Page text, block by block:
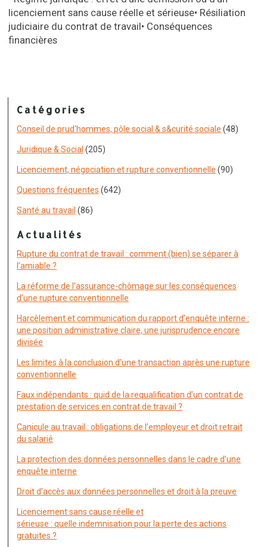
licenciement sans cause réelle et sérieuse• Résiliation
judiciaire du contrat de travail• Conséquences
financières
Catégories
Conseil de prud'hommes, pôle social & s&curité sociale (48)
Juridique & Social (205)
Licenciement, négociation et rupture conventionnelle (90)
Questions fréquentes (642)
Santé au travail (86)
Actualités
Rupture du contrat de travail : comment (bien) se séparer à
l’amiable ?
La réforme de l’assurance-chômage sur les conséquences
d’une rupture conventionnelle
Harcèlement et communication du rapport d’enquête interne :
une position administrative claire, une jurisprudence encore
divisée
Les limites à la conclusion d’une transaction après une rupture
conventionnelle
Faux indépendants : quid de la requalification d’un contrat de
prestation de services en contrat de travail ?
Canicule au travail : obligations de l’employeur et droit retrait
du salarié
La protection des données personnelles dans le cadre d’une
enquête interne
Droit d’accès aux données personnelles et droit à la preuve
Licenciement sans cause réelle et
sérieuse : quelle indemnisation pour la perte des actions
gratuites ?